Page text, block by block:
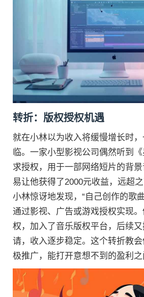
转折：版权授权机遇
就在小林以为收入将缓慢增长时
临。一家小型影视公司偶然听到
求授权，用于一部网络短片的背
易让他获得了2000元收益，远超之
小林惊讶地发现，“自己创作的歌
通过影视、广告或游戏授权实现
权，加入了音乐版权平台，后续
请，收入逐步稳定。这个转折教
极推广，能打开意想不到的盈利之